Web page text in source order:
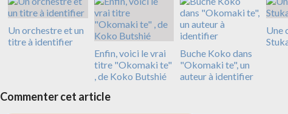
Un orchestre et un
titre à identifier
Enfin, voici le vrai
titre "Okomaki te"
, de Koko Butshié
Buche Koko dans
"Okomaki te", un
auteur à identifier
Une
Commenter cet article